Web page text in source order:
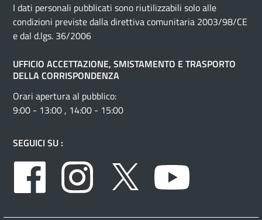
I dati personali pubblicati sono riutilizzabili solo alle
condizioni previste dalla direttiva comunitaria 2003/98/CE
e dal d.lgs. 36/2006
UFFICIO ACCETTAZIONE, SMISTAMENTO E TRASPORTO
DELLA CORRISPONDENZA
Orari apertura al pubblico:
9:00 - 13:00 , 14:00 - 15:00
SEGUICI SU :
Facebook
Instagram Twitter